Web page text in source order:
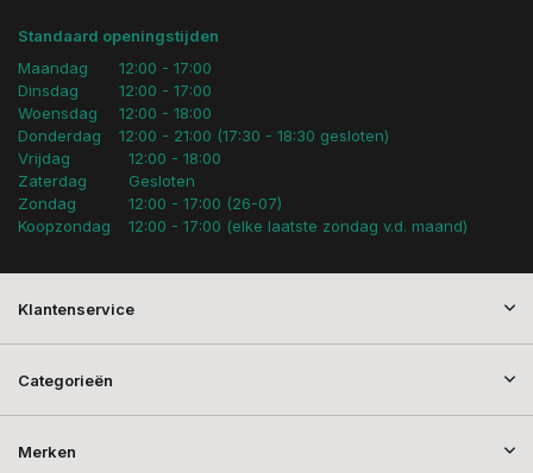
Standaard openingstijden
Maandag
Dinsdag
Woensdag
Donderdag
12:00 - 17:00
12:00 - 17:00
12:00 - 18:00
12:00 - 21:00 (17:30 - 18:30 gesloten)
Vrijdag
Zaterdag
Zondag
Koopzondag
12:00 - 18:00
Gesloten
12:00 - 17:00 (26-07)
12:00 - 17:00 (elke laatste zondag v.d. maand)
Klantenservice
Categorieën
Merken